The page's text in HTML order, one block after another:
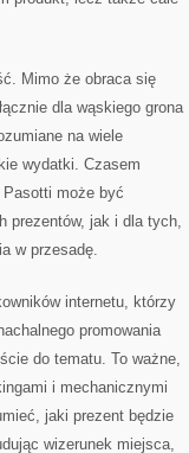
Mimo że obraca się
dla wąskiego grona
na wiele
wydatki. Czasem
Pasotti może być
prezentów, jak i dla tych,
w przesadę.
internetu, którzy
promowania
do tematu. To ważne,
i mechanicznymi
jaki prezent będzie
wizerunek miejsca,